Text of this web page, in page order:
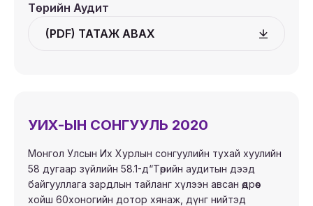
Төрийн Аудит
(PDF) ТАТАЖ АВАХ
УИХ-ЫН СОНГУУЛЬ 2020
Монгол Улсын Их Хурлын сонгуулийн тухай хуулийн
58 дугаар зүйлийн 58.1-д“Төрийн аудитын дээд
байгууллага зардлын тайланг хүлээн авсан өдрөөс
хойш 60хоногийн дотор хянаж, дүнг нийтэд